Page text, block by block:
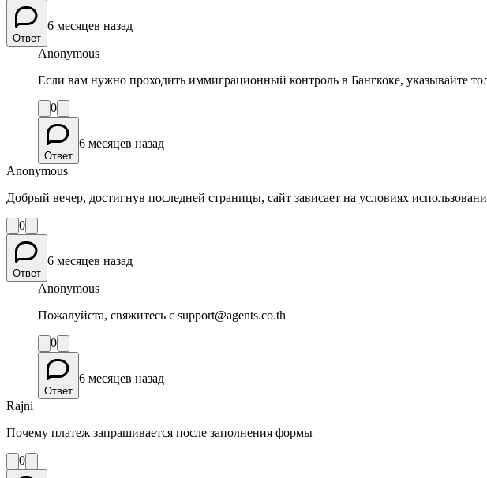
Ответ
6 месяцев назад
Anonymous
Если вам нужно проходить иммиграционный контроль в Бангкоке, указывайте
0
Ответ
6 месяцев назад
Anonymous
Добрый вечер, достигнув последней страницы, сайт зависает на условиях
0
Ответ
6 месяцев назад
Anonymous
Пожалуйста, свяжитесь с support@agents.co.th
0
Ответ
6 месяцев назад
Rajni
Почему платеж запрашивается после заполнения формы
0